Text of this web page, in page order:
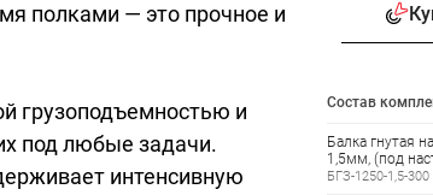
полками — это прочное и
грузоподъемностью и
под любые задачи.
интенсивную
Состав
Балка гнутая
1,5мм, (под
БГЗ-1250-1,5-300